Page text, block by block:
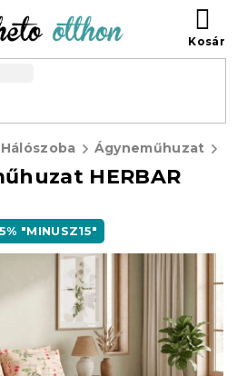
Hálószoba Ágyneműhuzat
HERBAR
"MINUSZ15"